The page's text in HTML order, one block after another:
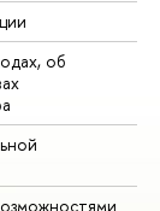
об